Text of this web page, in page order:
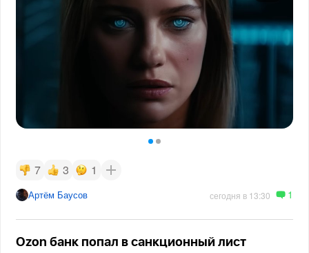
7 3 1
Артём Баусов сегодня в 13:30 1
Ozon банк попал в санкционный лист